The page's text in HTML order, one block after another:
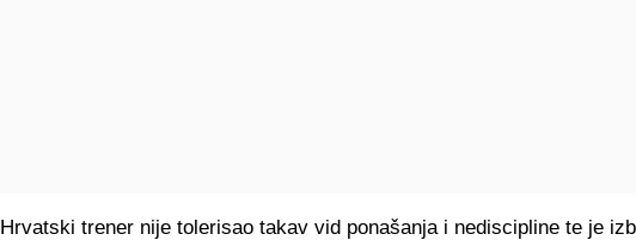
Hrvatski trener nije tolerisao takav vid ponašanja i nediscipline te je